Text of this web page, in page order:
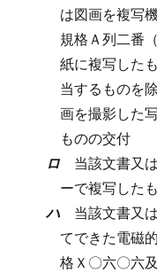
は図画を複写
規格Ａ列二番
紙に複写した
当するものを
画を撮影した
ものの交付
ロ 当該文書又
ーで複写した
ハ 当該文書又
てできた電磁
格Ｘ〇六〇六